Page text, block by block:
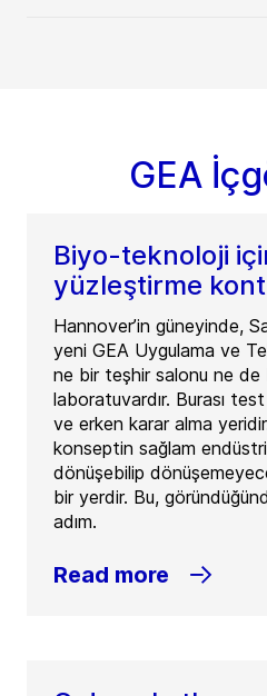
GEA
Biyo-teknoloji
yüzleştirme
Hannover’in güneyinde,
yeni GEA Uygulama ve
ne bir teşhir salonu ne de
laboratuvardır. Burası
ve erken karar alma
konseptin sağlam
dönüşebilip
bir yerdir. Bu,
adım.
Read more